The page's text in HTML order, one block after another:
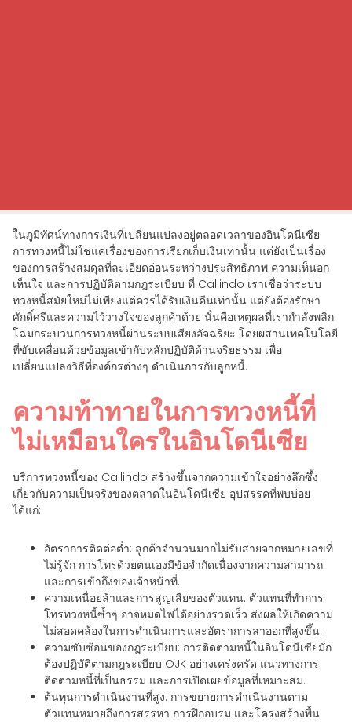
ในภูมิทัศน์ทางการเงินที่เปลี่ยนแปลงอยู่ตลอดเวลาของอินโดนีเซีย
การทวงหนี้ไม่ใช่แค่เรื่องของการเรียกเก็บเงินเท่านั้น แต่ยังเป็นเรื่อง
ของการสร้างสมดุลที่ละเอียดอ่อนระหว่างประสิทธิภาพ ความเห็นอก
เห็นใจ และการปฏิบัติตามกฎระเบียบ ที่ Callindo เราเชื่อว่าระบบ
ทวงหนี้สมัยใหม่ไม่เพียงแต่ควรได้รับเงินคืนเท่านั้น แต่ยังต้องรักษา
ศักดิ์ศรีและความไว้วางใจของลูกค้าด้วย นั่นคือเหตุผลที่เรากำลังพลิก
โฉมกระบวนการทวงหนี้ผ่านระบบเสียงอัจฉริยะ โดยผสานเทคโนโลยี
ที่ขับเคลื่อนด้วยข้อมูลเข้ากับหลักปฏิบัติด้านจริยธรรม เพื่อ
เปลี่ยนแปลงวิธีที่องค์กรต่างๆ ดำเนินการกับลูกหนี้.
ความท้าทายในการทวงหนี้ที่
ไม่เหมือนใครในอินโดนีเซีย
บริการทวงหนี้ของ Callindo สร้างขึ้นจากความเข้าใจอย่างลึกซึ้ง
เกี่ยวกับความเป็นจริงของตลาดในอินโดนีเซีย อุปสรรคที่พบบ่อย
ได้แก่:
อัตราการติดต่อต่ำ: ลูกค้าจำนวนมากไม่รับสายจากหมายเลขที่
ไม่รู้จัก การโทรด้วยตนเองมีข้อจำกัดเนื่องจากความสามารถ
และการเข้าถึงของเจ้าหน้าที่.
ความเหนื่อยล้าและการสูญเสียของตัวแทน: ตัวแทนที่ทำการ
โทรทวงหนี้ซ้ำๆ อาจหมดไฟได้อย่างรวดเร็ว ส่งผลให้เกิดความ
ไม่สอดคล้องในการดำเนินการและอัตราการลาออกที่สูงขึ้น.
ความซับซ้อนของกฎระเบียบ: การติดตามหนี้ในอินโดนีเซียมัก
ต้องปฏิบัติตามกฎระเบียบ OJK อย่างเคร่งครัด แนวทางการ
ติดตามหนี้ที่เป็นธรรม และการเปิดเผยข้อมูลที่เหมาะสม.
ต้นทุนการดำเนินงานที่สูง: การขยายการดำเนินงานตาม
ตัวแทนหมายถึงการสรรหา การฝึกอบรม และโครงสร้างพื้น